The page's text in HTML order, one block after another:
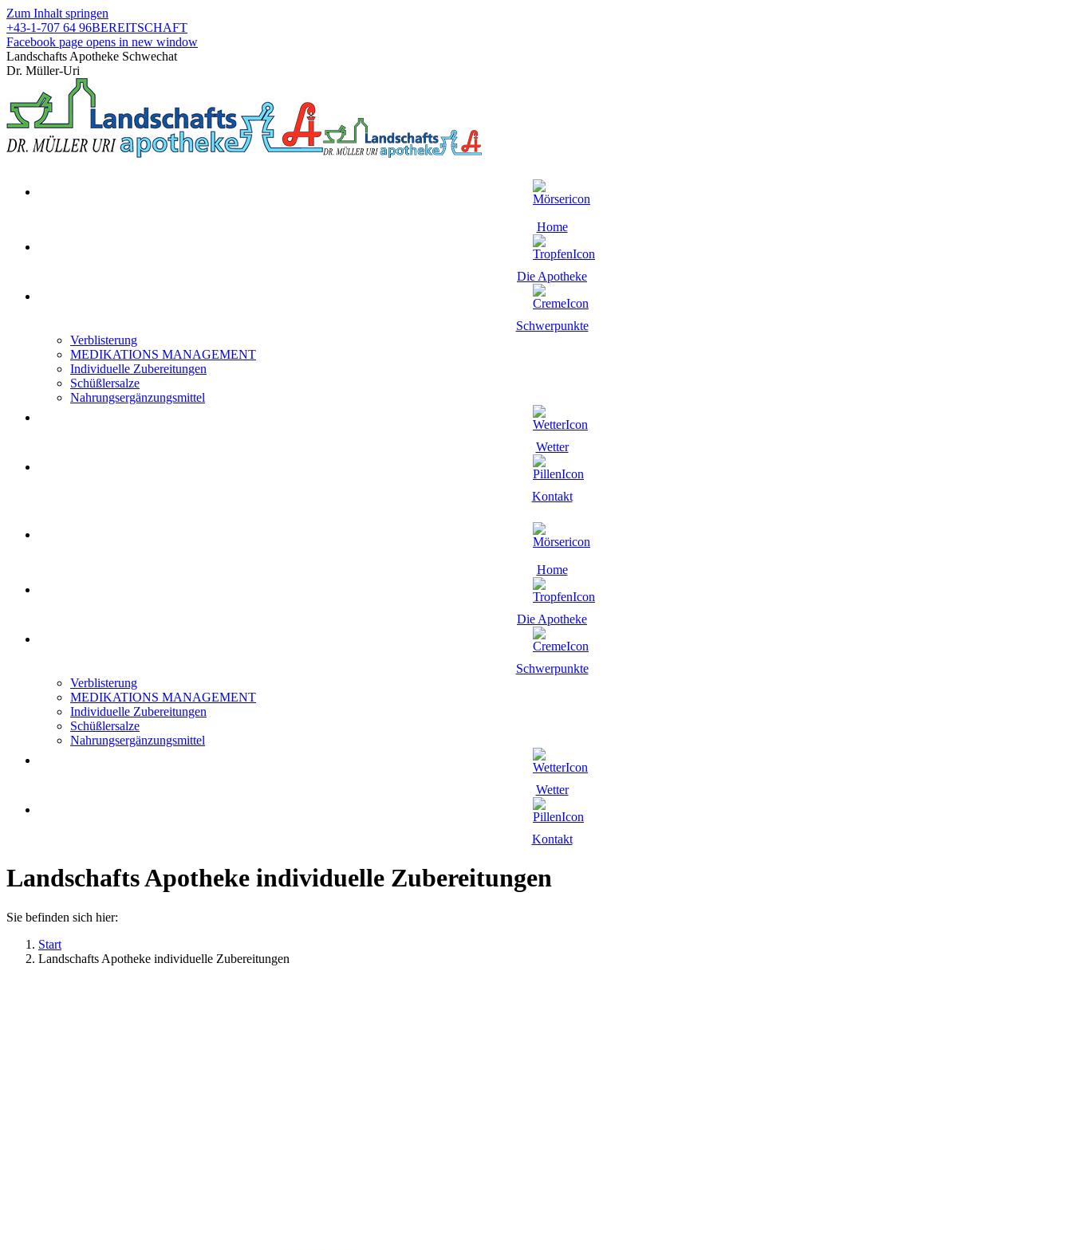
Zum Inhalt springen
+43-1-707 64 96BEREITSCHAFT
Facebook page opens in new window
Landschafts Apotheke Schwechat
Dr. Müller-Uri
Home
Die Apotheke
Schwerpunkte
Verblisterung
MEDIKATIONS MANAGEMENT
Individuelle Zubereitungen
Schüßlersalze
Nahrungsergänzungsmittel
Wetter
Kontakt
Home
Die Apotheke
Schwerpunkte
Verblisterung
MEDIKATIONS MANAGEMENT
Individuelle Zubereitungen
Schüßlersalze
Nahrungsergänzungsmittel
Wetter
Kontakt
Landschafts Apotheke individuelle Zubereitungen
Sie befinden sich hier:
Start
Landschafts Apotheke individuelle Zubereitungen